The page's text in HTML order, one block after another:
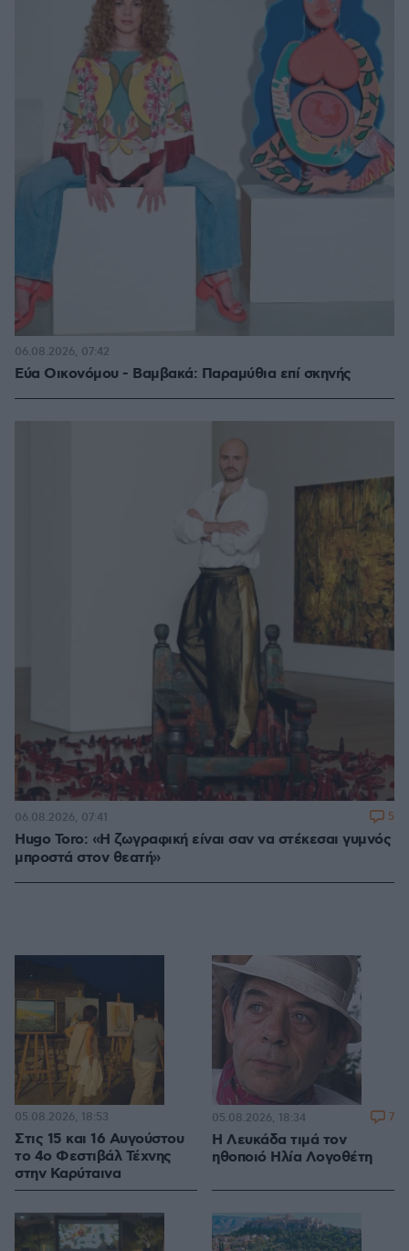
Εύα Οικονόμου - Βαμβακά: Παραμύθια επί σκηνής
06.08.2026, 07:42
Hugo Toro: «Η ζωγραφική είναι σαν να στέκεσαι γυμνός
μπροστά στον θεατή»
06.08.2026, 07:41 5
Στις 15 και 16 Αυγούστου
το 4ο Φεστιβάλ Τέχνης
στην Καρύταινα
05.08.2026, 18:53
Η Λευκάδα τιμά τον
ηθοποιό Ηλία Λογοθέτη
05.08.2026, 18:34 7